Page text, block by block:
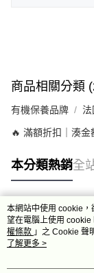
離島宅配（澎湖、
每筆NT$250，滿
付款後門市自取
商品相關分類
有機保養品牌
🔥 滿額折扣｜湊金
本分類熱銷全
熱門標籤
本網站中使用 cookie
望在電腦上使用
權條款 」之 Cookie 聲
用條款之 Cookie 聲明
了解更多 >